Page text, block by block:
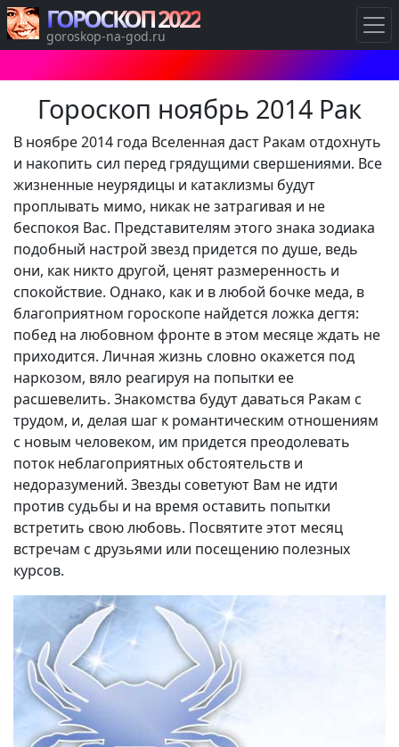
Гороскоп ноябрь 2014 Рак
В ноябре 2014 года Вселенная даст Ракам отдохнуть
и накопить сил перед грядущими свершениями. Все
жизненные неурядицы и катаклизмы будут
проплывать мимо, никак не затрагивая и не
беспокоя Вас. Представителям этого знака зодиака
подобный настрой звезд придется по душе, ведь
они, как никто другой, ценят размеренность и
спокойствие. Однако, как и в любой бочке меда, в
благоприятном гороскопе найдется ложка дегтя:
побед на любовном фронте в этом месяце ждать не
приходится. Личная жизнь словно окажется под
наркозом, вяло реагируя на попытки ее
расшевелить. Знакомства будут даваться Ракам с
трудом, и, делая шаг к романтическим отношениям
с новым человеком, им придется преодолевать
поток неблагоприятных обстоятельств и
недоразумений. Звезды советуют Вам не идти
против судьбы и на время оставить попытки
встретить свою любовь. Посвятите этот месяц
встречам с друзьями или посещению полезных
курсов.
ГОРОСКОП 2022
goroskop-na-god.ru